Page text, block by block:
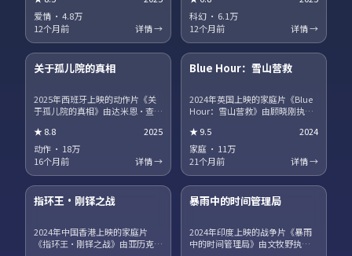
腻呈现，配角群像同样出彩。片
尾彩蛋值得留意，与世界观其他
作品存在联动。
爱情 · 4.8万
12个月前
详情 →
时代洪流中的抉择，细节写实，
人物弧光完整。剧情信息含剧透
保护，建议先观看正片再浏览讨
科幻 · 6.1万
12个月前
详情 →
趋势
15集全
关于孤儿院的真相
2025年西班牙上映的动作片《关
于孤儿院的真相》由达米恩·查泽
宇、王一博领衔主演。爱情与信
仰在战争阴影下被反复考验，结
局留有回味空间。片尾彩蛋值得
留意，与世界观其他作品存在联
★8.8
2025
动作 · 18万
16个月前
详情 →
获奖
45集全
Blue Hour：雪山营救
2024年英国上映的家庭片《Blue
Hour：雪山营救》由顾晓刚执
衔主演。跨国追凶贯穿全片，动
作场面利落，文戏同样扎实。站
内提供多清晰度选择，观影体验
稳定流畅。
★9.5
2024
家庭 · 11万
21个月前
详情 →
热播
17集全
指环王·刚铎之战
2024年中国香港上映的家庭片
《指环王·刚铎之战》由亚历克斯
NEW
13集全
暴雨中的时间管理局
2024年印度上映的战争片《暴雨
中的时间管理局》由文牧野执